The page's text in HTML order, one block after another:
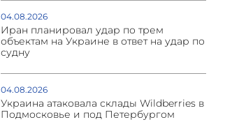
04.08.2026
Иран планировал удар по трем
объектам на Украине в ответ на удар по
судну
04.08.2026
Украина атаковала склады Wildberries в
Подмосковье и под Петербургом